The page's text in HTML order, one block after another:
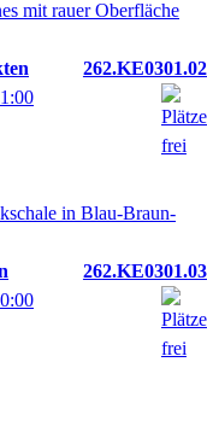
262.KE0301.02
262.KE0301.03